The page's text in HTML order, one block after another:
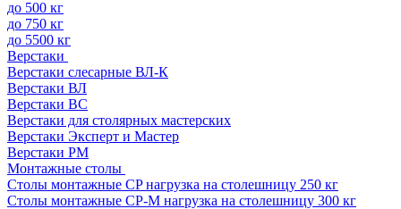
до 500 кг
до 750 кг
до 5500 кг
Верстаки
Верстаки слесарные ВЛ-К
Верстаки ВЛ
Верстаки ВС
Верстаки для столярных мастерских
Верстаки Эксперт и Мастер
Верстаки РМ
Монтажные столы
Столы монтажные СP нагрузка на столешницу 250 кг
Столы монтажные СР-М нагрузка на столешницу 300 кг